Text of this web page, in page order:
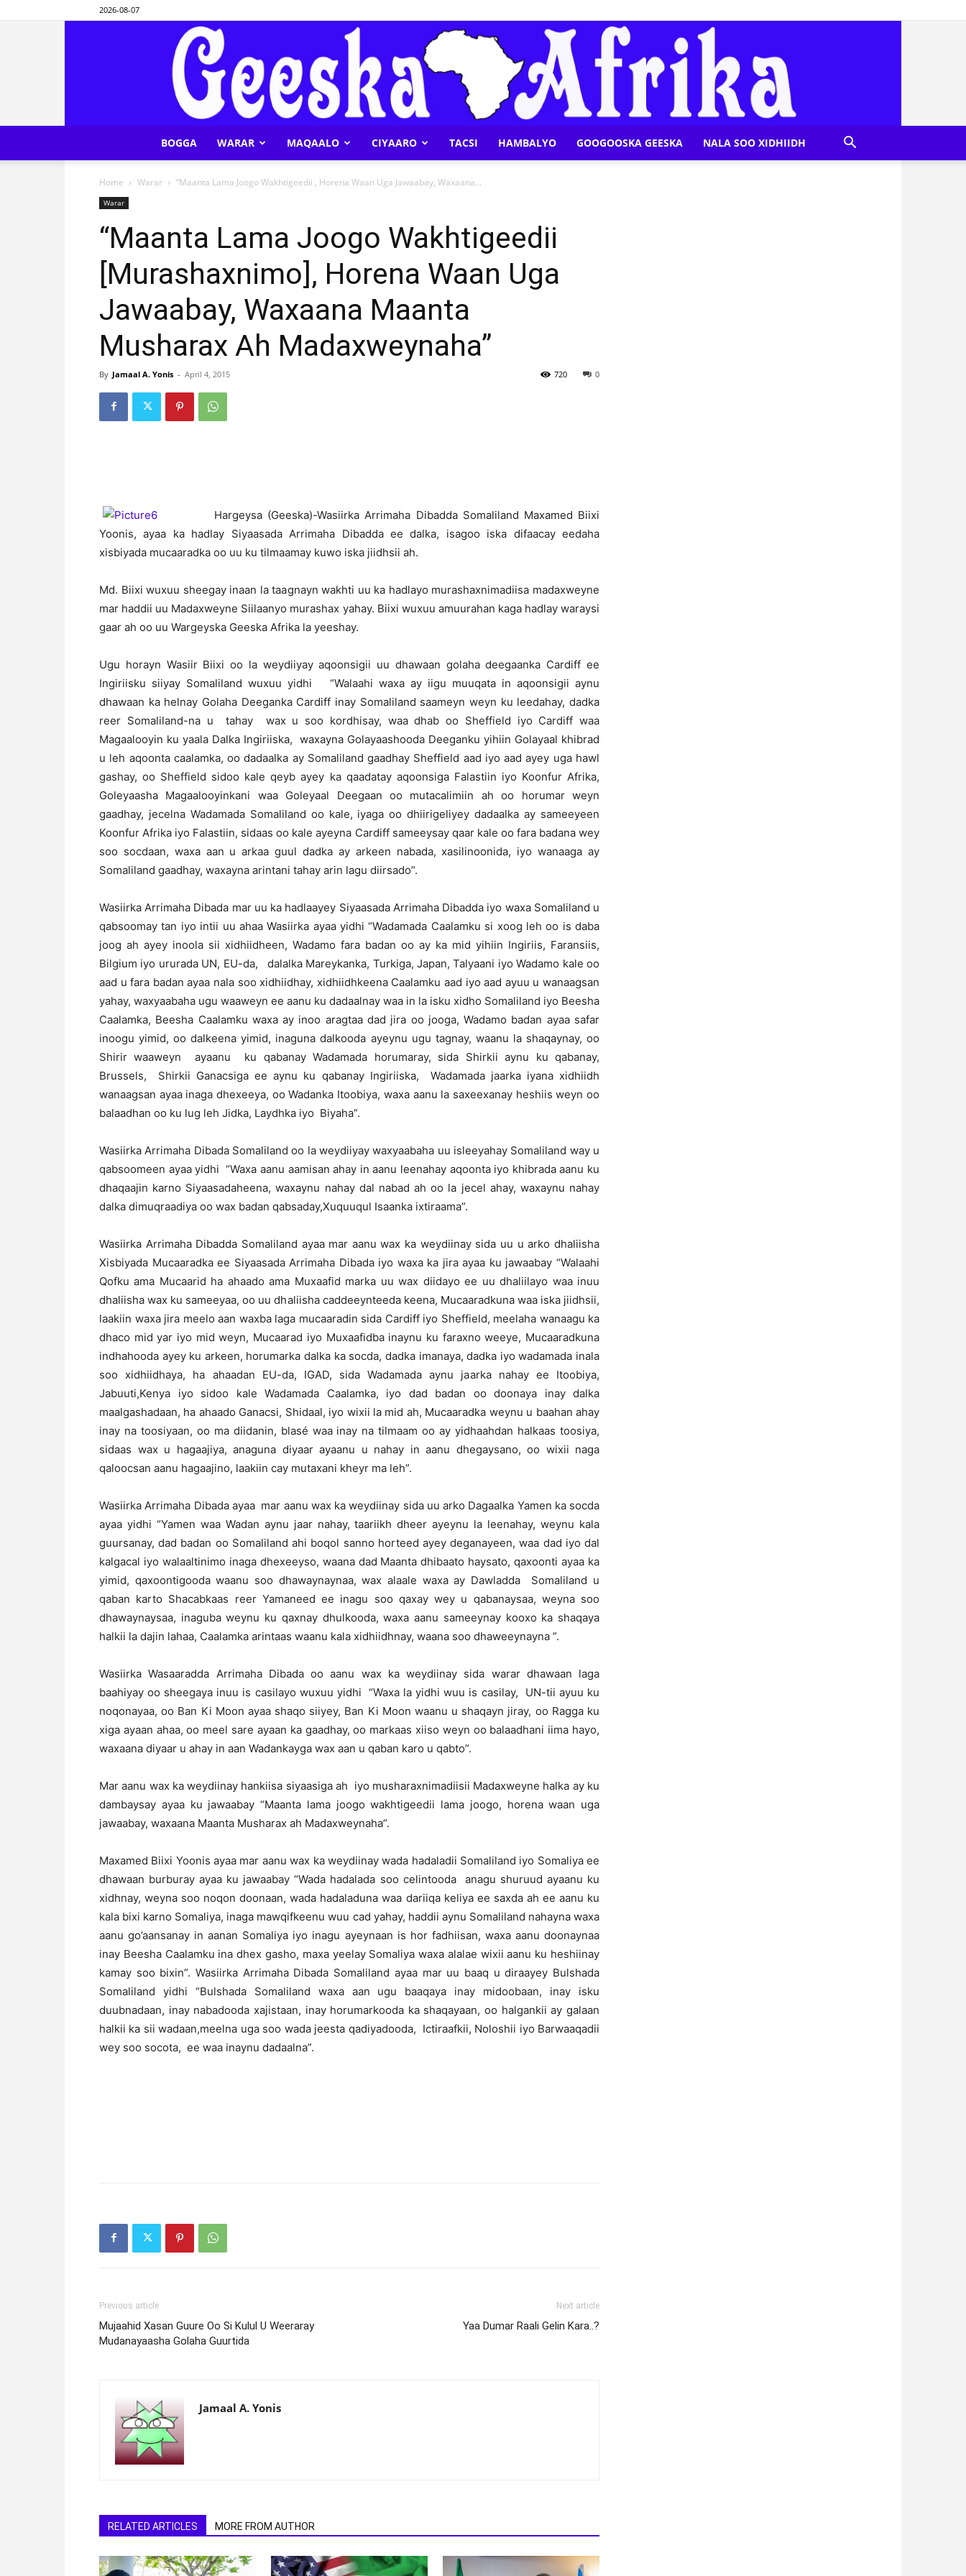
2026-08-07
BOGGA WARAR MAQAALO CIYAARO TACSI HAMBALYO GOOGOOSKA GEESKA NALA SOO XIDHIIDH
Home Warar “Maanta Lama Joogo Wakhtigeedii , Horena Waan Uga Jawaabay, Waxaana...
Warar
“Maanta Lama Joogo Wakhtigeedii
[Murashaxnimo], Horena Waan Uga
Jawaabay, Waxaana Maanta
Musharax Ah Madaxweynaha”
By Jamaal A. Yonis - April 4, 2015 0
720
Hargeysa (Geeska)-Wasiirka Arrimaha Dibadda Somaliland Maxamed Biixi
Yoonis, ayaa ka hadlay Siyaasada Arrimaha Dibadda ee dalka, isagoo iska difaacay eedaha
xisbiyada mucaaradka oo uu ku tilmaamay kuwo iska jiidhsii ah.
Md. Biixi wuxuu sheegay inaan la taagnayn wakhti uu ka hadlayo murashaxnimadiisa madaxweyne
mar haddii uu Madaxweyne Siilaanyo murashax yahay. Biixi wuxuu amuurahan kaga hadlay waraysi
gaar ah oo uu Wargeyska Geeska Afrika la yeeshay.
Ugu horayn Wasiir Biixi oo la weydiiyay aqoonsigii uu dhawaan golaha deegaanka Cardiff ee
Ingiriisku siiyay Somaliland wuxuu yidhi “Walaahi waxa ay iigu muuqata in aqoonsigii aynu
dhawaan ka helnay Golaha Deeganka Cardiff inay Somaliland saameyn weyn ku leedahay, dadka
reer Somaliland-na u tahay wax u soo kordhisay, waa dhab oo Sheffield iyo Cardiff waa
Magaalooyin ku yaala Dalka Ingiriiska, waxayna Golayaashooda Deeganku yihiin Golayaal khibrad
u leh aqoonta caalamka, oo dadaalka ay Somaliland gaadhay Sheffield aad iyo aad ayey uga hawl
gashay, oo Sheffield sidoo kale qeyb ayey ka qaadatay aqoonsiga Falastiin iyo Koonfur Afrika,
Goleyaasha Magaalooyinkani waa Goleyaal Deegaan oo mutacalimiin ah oo horumar weyn
gaadhay, jecelna Wadamada Somaliland oo kale, iyaga oo dhiirigeliyey dadaalka ay sameeyeen
Koonfur Afrika iyo Falastiin, sidaas oo kale ayeyna Cardiff sameeysay qaar kale oo fara badana wey
soo socdaan, waxa aan u arkaa guul dadka ay arkeen nabada, xasilinoonida, iyo wanaaga ay
Somaliland gaadhay, waxayna arintani tahay arin lagu diirsado”.
Wasiirka Arrimaha Dibada mar uu ka hadlaayey Siyaasada Arrimaha Dibadda iyo waxa Somaliland u
qabsoomay tan iyo intii uu ahaa Wasiirka ayaa yidhi “Wadamada Caalamku si xoog leh oo is daba
joog ah ayey inoola sii xidhiidheen, Wadamo fara badan oo ay ka mid yihiin Ingiriis, Faransiis,
Bilgium iyo ururada UN, EU-da, dalalka Mareykanka, Turkiga, Japan, Talyaani iyo Wadamo kale oo
aad u fara badan ayaa nala soo xidhiidhay, xidhiidhkeena Caalamku aad iyo aad ayuu u wanaagsan
yahay, waxyaabaha ugu waaweyn ee aanu ku dadaalnay waa in la isku xidho Somaliland iyo Beesha
Caalamka, Beesha Caalamku waxa ay inoo aragtaa dad jira oo jooga, Wadamo badan ayaa safar
inoogu yimid, oo dalkeena yimid, inaguna dalkooda ayeynu ugu tagnay, waanu la shaqaynay, oo
Shirir waaweyn ayaanu ku qabanay Wadamada horumaray, sida Shirkii aynu ku qabanay,
Brussels, Shirkii Ganacsiga ee aynu ku qabanay Ingiriiska, Wadamada jaarka iyana xidhiidh
wanaagsan ayaa inaga dhexeeya, oo Wadanka Itoobiya, waxa aanu la saxeexanay heshiis weyn oo
balaadhan oo ku lug leh Jidka, Laydhka iyo Biyaha”.
Wasiirka Arrimaha Dibada Somaliland oo la weydiiyay waxyaabaha uu isleeyahay Somaliland way u
qabsoomeen ayaa yidhi “Waxa aanu aamisan ahay in aanu leenahay aqoonta iyo khibrada aanu ku
dhaqaajin karno Siyaasadaheena, waxaynu nahay dal nabad ah oo la jecel ahay, waxaynu nahay
dalka dimuqraadiya oo wax badan qabsaday,Xuquuqul Isaanka ixtiraama”.
Wasiirka Arrimaha Dibadda Somaliland ayaa mar aanu wax ka weydiinay sida uu u arko dhaliisha
Xisbiyada Mucaaradka ee Siyaasada Arrimaha Dibada iyo waxa ka jira ayaa ku jawaabay “Walaahi
Qofku ama Mucaarid ha ahaado ama Muxaafid marka uu wax diidayo ee uu dhaliilayo waa inuu
dhaliisha wax ku sameeyaa, oo uu dhaliisha caddeeynteeda keena, Mucaaradkuna waa iska jiidhsii,
laakiin waxa jira meelo aan waxba laga mucaaradin sida Cardiff iyo Sheffield, meelaha wanaagu ka
dhaco mid yar iyo mid weyn, Mucaarad iyo Muxaafidba inaynu ku faraxno weeye, Mucaaradkuna
indhahooda ayey ku arkeen, horumarka dalka ka socda, dadka imanaya, dadka iyo wadamada inala
soo xidhiidhaya, ha ahaadan EU-da, IGAD, sida Wadamada aynu jaarka nahay ee Itoobiya,
Jabuuti,Kenya iyo sidoo kale Wadamada Caalamka, iyo dad badan oo doonaya inay dalka
maalgashadaan, ha ahaado Ganacsi, Shidaal, iyo wixii la mid ah, Mucaaradka weynu u baahan ahay
inay na toosiyaan, oo ma diidanin, blasé waa inay na tilmaam oo ay yidhaahdan halkaas toosiya,
sidaas wax u hagaajiya, anaguna diyaar ayaanu u nahay in aanu dhegaysano, oo wixii naga
qaloocsan aanu hagaajino, laakiin cay mutaxani kheyr ma leh”.
Wasiirka Arrimaha Dibada ayaa mar aanu wax ka weydiinay sida uu arko Dagaalka Yamen ka socda
ayaa yidhi “Yamen waa Wadan aynu jaar nahay, taariikh dheer ayeynu la leenahay, weynu kala
guursanay, dad badan oo Somaliland ahi boqol sanno horteed ayey deganayeen, waa dad iyo dal
kalgacal iyo walaaltinimo inaga dhexeeyso, waana dad Maanta dhibaato haysato, qaxoonti ayaa ka
yimid, qaxoontigooda waanu soo dhawaynaynaa, wax alaale waxa ay Dawladda Somaliland u
qaban karto Shacabkaas reer Yamaneed ee inagu soo qaxay wey u qabanaysaa, weyna soo
dhawaynaysaa, inaguba weynu ku qaxnay dhulkooda, waxa aanu sameeynay kooxo ka shaqaya
halkii la dajin lahaa, Caalamka arintaas waanu kala xidhiidhnay, waana soo dhaweeynayna ”.
Wasiirka Wasaaradda Arrimaha Dibada oo aanu wax ka weydiinay sida warar dhawaan laga
baahiyay oo sheegaya inuu is casilayo wuxuu yidhi “Waxa la yidhi wuu is casilay, UN-tii ayuu ku
noqonayaa, oo Ban Ki Moon ayaa shaqo siiyey, Ban Ki Moon waanu u shaqayn jiray, oo Ragga ku
xiga ayaan ahaa, oo meel sare ayaan ka gaadhay, oo markaas xiiso weyn oo balaadhani iima hayo,
waxaana diyaar u ahay in aan Wadankayga wax aan u qaban karo u qabto”.
Mar aanu wax ka weydiinay hankiisa siyaasiga ah iyo musharaxnimadiisii Madaxweyne halka ay ku
dambaysay ayaa ku jawaabay “Maanta lama joogo wakhtigeedii lama joogo, horena waan uga
jawaabay, waxaana Maanta Musharax ah Madaxweynaha”.
Maxamed Biixi Yoonis ayaa mar aanu wax ka weydiinay wada hadaladii Somaliland iyo Somaliya ee
dhawaan burburay ayaa ku jawaabay “Wada hadalada soo celintooda anagu shuruud ayaanu ku
xidhnay, weyna soo noqon doonaan, wada hadaladuna waa dariiqa keliya ee saxda ah ee aanu ku
kala bixi karno Somaliya, inaga mawqifkeenu wuu cad yahay, haddii aynu Somaliland nahayna waxa
aanu go’aansanay in aanan Somaliya iyo inagu ayeynaan is hor fadhiisan, waxa aanu doonaynaa
inay Beesha Caalamku ina dhex gasho, maxa yeelay Somaliya waxa alalae wixii aanu ku heshiinay
kamay soo bixin”. Wasiirka Arrimaha Dibada Somaliland ayaa mar uu baaq u diraayey Bulshada
Somaliland yidhi “Bulshada Somaliland waxa aan ugu baaqaya inay midoobaan, inay isku
duubnadaan, inay nabadooda xajistaan, inay horumarkooda ka shaqayaan, oo halgankii ay galaan
halkii ka sii wadaan,meelna uga soo wada jeesta qadiyadooda, Ictiraafkii, Noloshii iyo Barwaaqadii
wey soo socota, ee waa inaynu dadaalna”.
Previous article
Mujaahid Xasan Guure Oo Si Kulul U Weeraray
Mudanayaasha Golaha Guurtida
Next article
Yaa Dumar Raali Gelin Kara..?
Jamaal A. Yonis
RELATED ARTICLES MORE FROM AUTHOR